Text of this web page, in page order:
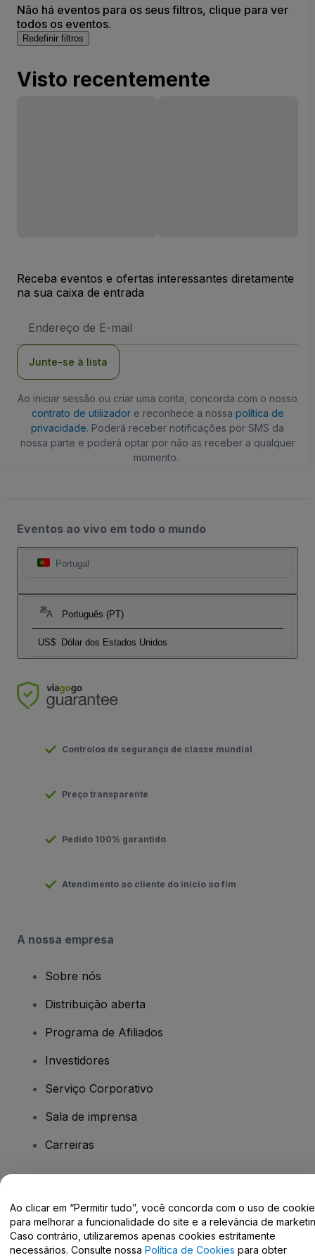
Não há eventos para os seus filtros, clique para ver
todos os eventos.
Redefinir filtros
Visto recentemente
Receba eventos e ofertas interessantes diretamente
na sua caixa de entrada
de
Junte-se à lista
Ao iniciar sessão ou criar uma conta, concorda com o nosso
contrato de utilizadore reconhece a nossa política de
privacidade. Poderá receber notificações por SMS da
nossa parte e poderá optar por não as receber a qualquer
momento.
Eventos ao vivo em todo o mundo
Portugal
Português (PT)
US$ Dólar dos Estados Unidos
Controlos de segurança de classe mundial
Preço transparente
Pedido 100% garantido
Atendimento ao cliente do início ao fim
A nossa empresa
Sobre nós
Distribuição aberta
Programa de Afiliados
Investidores
Serviço Corporativo
Sala de imprensa
Carreiras
Centro de Ajuda / Fale Conosco
Ao clicar em “Permitir tudo”, você concorda com o uso de
para melhorar a funcionalidade do site e a relevância de
Caso contrário, utilizaremos apenas cookies estritamente
necessários. Consulte nossa Política de Cookies para obter